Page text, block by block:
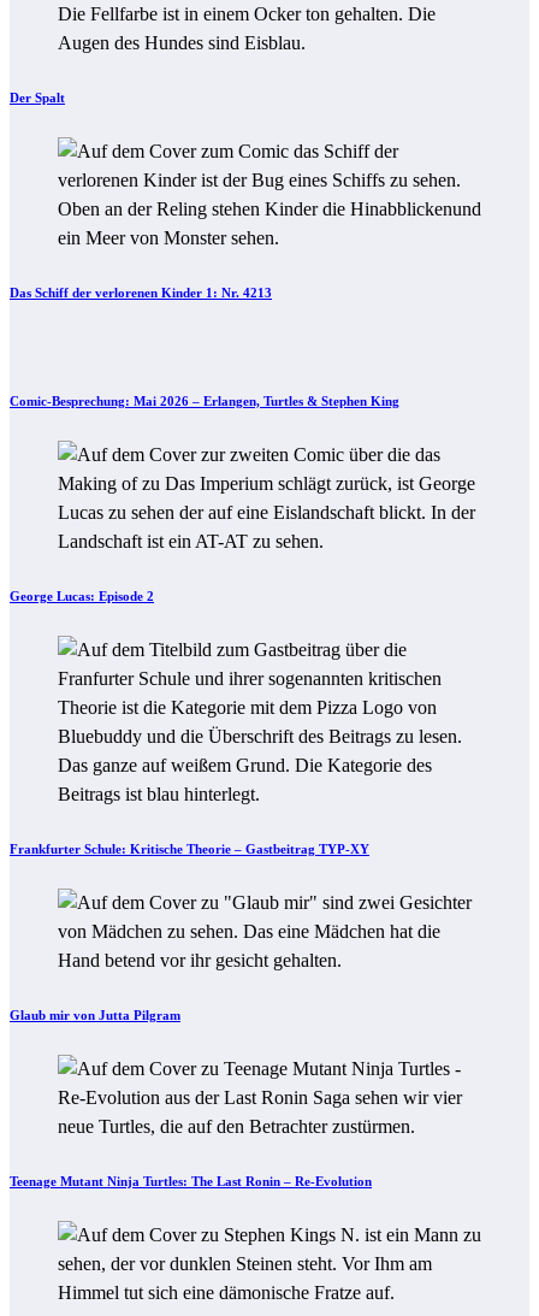
Der Spalt
Das Schiff der verlorenen Kinder 1: Nr. 4213
Comic-Besprechung: Mai 2026 – Erlangen, Turtles & Stephen King
George Lucas: Episode 2
Frankfurter Schule: Kritische Theorie – Gastbeitrag TYP-XY
Glaub mir von Jutta Pilgram
Teenage Mutant Ninja Turtles: The Last Ronin – Re-Evolution